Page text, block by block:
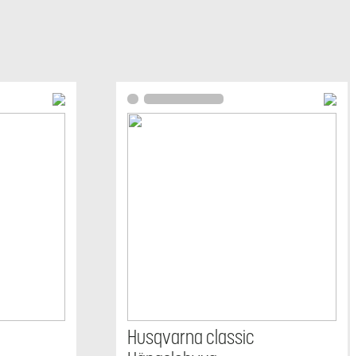
Husqvarna classic